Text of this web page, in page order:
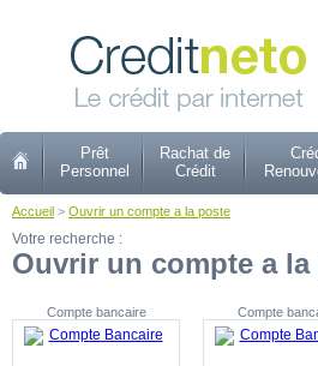
Prêt
Personnel
Rachat de
Crédit
Accueil > Ouvrir un compte a la poste
Votre recherche :
Ouvrir un compte a la
Compte bancaire Compte